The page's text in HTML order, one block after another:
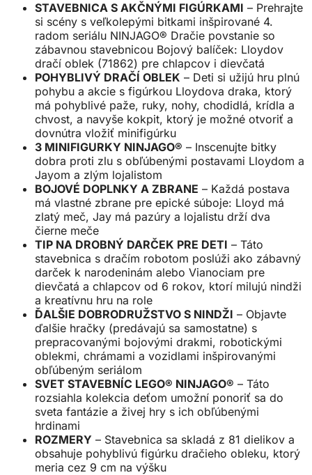
STAVEBNICA S AKČNÝMI FIGÚRKAMI – Prehrajte
si scény s veľkolepými bitkami inšpirované 4.
radom seriálu NINJAGO® Dračie povstanie so
zábavnou stavebnicou Bojový balíček: Lloydov
dračí oblek (71862) pre chlapcov i dievčatá
POHYBLIVÝ DRAČÍ OBLEK – Deti si užijú hru plnú
pohybu a akcie s figúrkou Lloydova draka, ktorý
má pohyblivé paže, ruky, nohy, chodidlá, krídla a
chvost, a navyše kokpit, ktorý je možné otvoriť a
dovnútra vložiť minifigúrku
3 MINIFIGURKY NINJAGO® – Inscenujte bitky
dobra proti zlu s obľúbenými postavami Lloydom a
Jayom a zlým lojalistom
BOJOVÉ DOPLNKY A ZBRANE – Každá postava
má vlastné zbrane pre epické súboje: Lloyd má
zlatý meč, Jay má pazúry a lojalistu drží dva
čierne meče
TIP NA DROBNÝ DARČEK PRE DETI – Táto
stavebnica s dračím robotom poslúži ako zábavný
darček k narodeninám alebo Vianociam pre
dievčatá a chlapcov od 6 rokov, ktorí milujú nindži
a kreatívnu hru na role
ĎALŠIE DOBRODRUŽSTVO S NINDŽI – Objavte
ďalšie hračky (predávajú sa samostatne) s
prepracovanými bojovými drakmi, robotickými
oblekmi, chrámami a vozidlami inšpirovanými
obľúbeným seriálom
SVET STAVEBNÍC LEGO® NINJAGO® – Táto
rozsiahla kolekcia deťom umožní ponoriť sa do
sveta fantázie a živej hry s ich obľúbenými
hrdinami
ROZMERY – Stavebnica sa skladá z 81 dielikov a
obsahuje pohyblivú figúrku dračieho obleku, ktorý
meria cez 9 cm na výšku